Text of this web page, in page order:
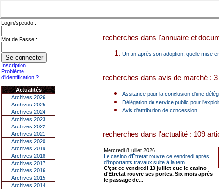
Login/speudo :
Mot de Passe :
Inscription
Problème
d'identification ?
Actualités
Archives 2026
Archives 2025
Archives 2024
Archives 2023
Archives 2022
Archives 2021
Archives 2020
Archives 2019
Archives 2018
Archives 2017
Archives 2016
Archives 2015
Archives 2014
recherches dans l'annuaire et
Un an après son adoption, quelle mise
recherches dans avis de marché :
Assitance pour la conclusion d'une
Délégation de service public pour
Avis d'attribution de concession
recherches dans l'actualité : 109
Mercredi 8 juillet 2026
Le casino d'Étretat rouvre ce vendredi après
d'importants travaux suite à la tem...
C'est ce vendredi 10 juillet que le casino
d'Étretat rouvre ses portes. Six mois après
le passage de...